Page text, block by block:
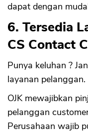
dapat dengan
6. Tersedia
CS Contact
Punya keluhan ?
layanan pelanggan.
OJK mewajibkan
pelanggan
Perusahaan wajib